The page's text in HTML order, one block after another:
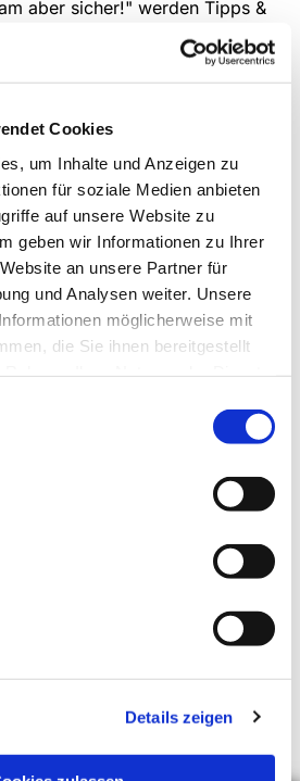
Cookies
um Inhalte und Anzeigen zu
für soziale Medien anbieten
auf unsere Website zu
geben wir Informationen zu Ihrer
an unsere Partner für
und Analysen weiter. Unsere
möglicherweise mit
die Sie ihnen bereitgestellt
Details zeigen
aber sicher!" werden Tipps &
Umgang mit dem eigenen
das Überwinden von
Gehen auf unebenen
Bitte melden Sie sich für
bis 11:00 Uhr,
zum Training erhalten Sie
Tel.: 05201 / 73 00 07
Dreyer, Tel. 2321